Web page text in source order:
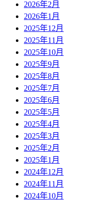
2026年2月
2026年1月
2025年12月
2025年11月
2025年10月
2025年9月
2025年8月
2025年7月
2025年6月
2025年5月
2025年4月
2025年3月
2025年2月
2025年1月
2024年12月
2024年11月
2024年10月